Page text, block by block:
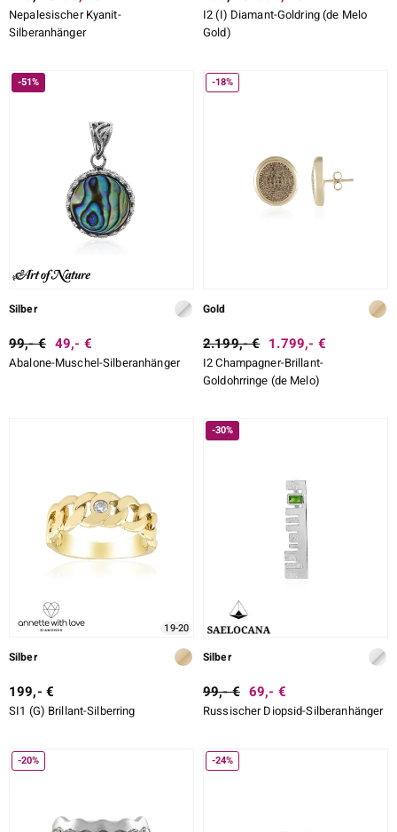
Nepalesischer Kyanit-
Silberanhänger
I2 (I) Diamant-Goldring (de Melo
Gold)
-51%
Silber
99,- € 49,- €
Abalone-Muschel-Silberanhänger
-18%
Gold
2.199,- € 1.799,- €
I2 Champagner-Brillant-
Goldohrringe (de Melo)
19-20
Silber
199,- €
SI1 (G) Brillant-Silberring
-30%
Silber
99,- € 69,- €
Russischer Diopsid-Silberanhänger
-20% -24%